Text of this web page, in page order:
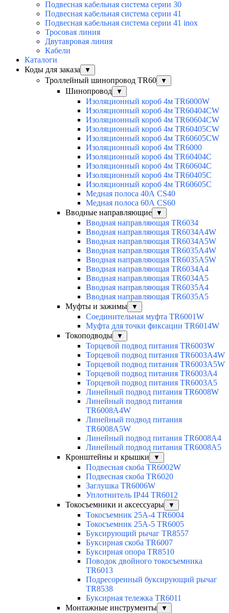
Подвесная кабельная система серии 30
Подвесная кабельная система серии 41
Подвесная кабельная система серии 41 inox
Тросовая линия
Двутавровая линия
Кабели
Каталоги
Коды для заказа
▼
Троллейный шинопровод TR60 ▼
Шинопровод ▼
Изоляционный короб 4м TR6000W
Изоляционный короб 4м TR60404CW
Изоляционный короб 4м TR60604CW
Изоляционный короб 4м TR60405CW
Изоляционный короб 4м TR60605CW
Изоляционный короб 4м TR6000
Изоляционный короб 4м TR60404C
Изоляционный короб 4м TR60604C
Изоляционный короб 4м TR60405C
Изоляционный короб 4м TR60605C
Медная полоса 40А CS40
Медная полоса 60А CS60
Вводные направляющие
▼
Вводная направляющая TR6034
Вводная направляющая TR6034A4W
Вводная направляющая TR6034A5W
Вводная направляющая TR6035A4W
Вводная направляющая TR6035A5W
Вводная направляющая TR6034A4
Вводная направляющая TR6034A5
Вводная направляющая TR6035A4
Вводная направляющая TR6035A5
Муфты и зажимы
▼
Соединительная муфта TR6001W
Муфта для точки фиксации TR6014W
Токоподводы
▼
Торцевой подвод питания TR6003W
Торцевой подвод питания TR6003A4W
Торцевой подвод питания TR6003A5W
Торцевой подвод питания TR6003A4
Торцевой подвод питания TR6003A5
Линейный подвод питания TR6008W
Линейный подвод питания
TR6008A4W
Линейный подвод питания
TR6008A5W
Линейный подвод питания TR6008A4
Линейный подвод питания TR6008A5
Кронштейны и крышки
▼
Подвесная скоба TR6002W
Подвесная скоба TR6020
Заглушка TR6006W
Уплотнитель IP44 TR6012
Токосъемники и аксессуары
▼
Токосъемник 25А-4 TR6004
Токосъемник 25А-5 TR6005
Буксирующий рычаг TR8557
Буксирная скоба TR6007
Буксирная опора TR8510
Поводок двойного токосъемника
TR6013
Подресоренный буксирующий рычаг
TR8538
Буксирная тележка TR6011
Монтажные инструменты
▼